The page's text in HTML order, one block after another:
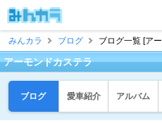
みんカラ
ブログ ブログ一覧 [ア
アーモンドカステラ
ブログ 愛車紹介 アルバム